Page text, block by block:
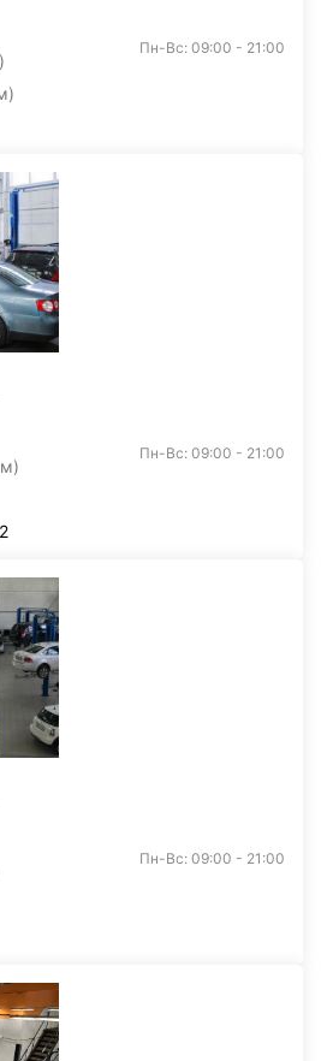
Пн-Вс: 09:00 - 21:00
Пн-Вс: 09:00 - 21:00
Пн-Вс: 09:00 - 21:00